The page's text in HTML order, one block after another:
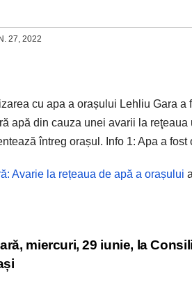
27, 2022
cu apa a orașului Lehliu Gara
apă din cauza unei avarii la
întreg orașul. Info 1: Apa a
Avarie la rețeaua de apă a orașului
miercuri, 29 iunie, la